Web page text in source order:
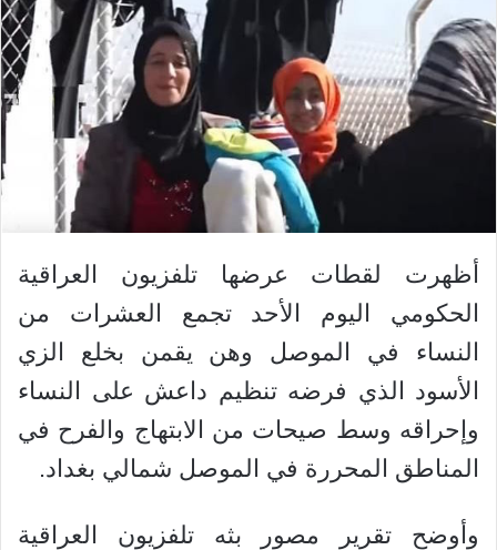
أظهرت لقطات عرضها تلفزيون العراقية
الحكومي اليوم الأحد تجمع العشرات من
النساء في الموصل وهن يقمن بخلع الزي
الأسود الذي فرضه تنظيم داعش على النساء
وإحراقه وسط صيحات من الابتهاج والفرح في
المناطق المحررة في الموصل شمالي بغداد.
وأوضح تقرير مصور بثه تلفزيون العراقية